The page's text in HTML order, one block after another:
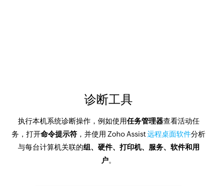
诊断工具
执行本机系统诊断操作，例如使用任务管理器查看活动任
务，打开命令提示符 ，并使用 Zoho Assist远程桌面软件分析
与每台计算机关联的组、硬件、打印机、服务、软件和用
户。